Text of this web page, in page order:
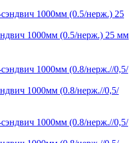
1000мм (0.5/нерж.) 25 мм
1000мм (0.8/нерж.//0,5/